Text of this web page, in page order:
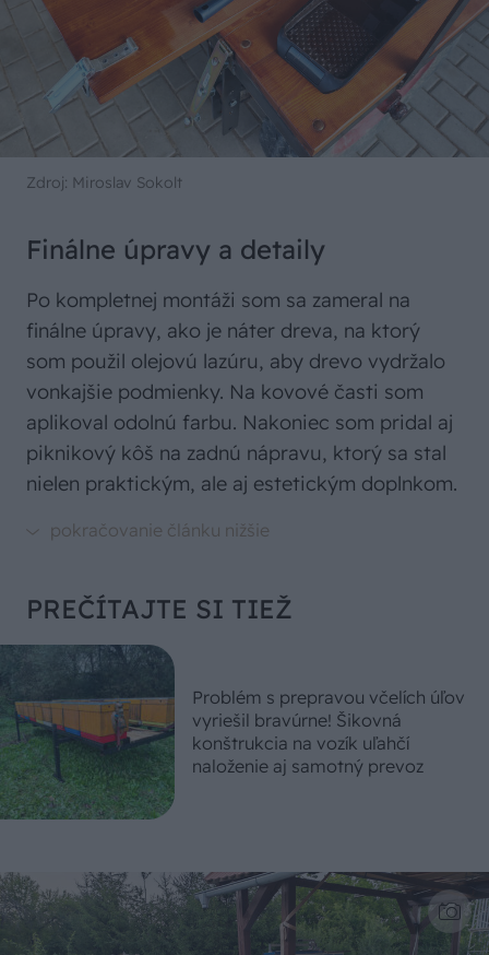
Zdroj: Miroslav Sokolt
Finálne úpravy a detaily
Po kompletnej montáži som sa zameral na
finálne úpravy, ako je náter dreva, na ktorý
som použil olejovú lazúru, aby drevo vydržalo
vonkajšie podmienky. Na kovové časti som
aplikoval odolnú farbu. Nakoniec som pridal aj
piknikový kôš na zadnú nápravu, ktorý sa stal
nielen praktickým, ale aj estetickým doplnkom.
PREČÍTAJTE SI TIEŽ
Problém s prepravou včelích úľov
vyriešil bravúrne! Šikovná
konštrukcia na vozík uľahčí
naloženie aj samotný prevoz